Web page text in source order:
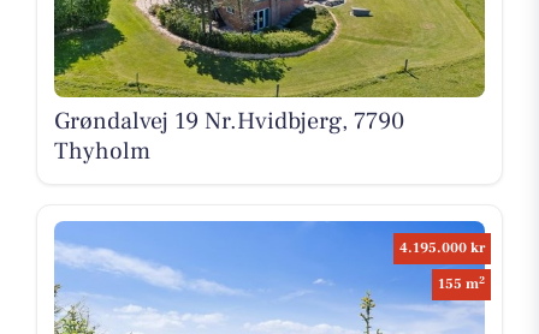
Grøndalvej 19 Nr.Hvidbjerg, 7790
Thyholm
4.195.000 kr
155 m2